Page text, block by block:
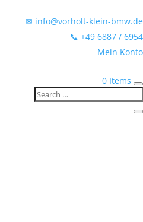
✉ info@vorholt-klein-bmw.de
📞 +49 6887 / 6954
Mein Konto
0 Items